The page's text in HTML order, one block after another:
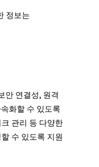
정보는
안 연결성, 원격
화할 수 있도록
관리 등 다양한
수 있도록 지원